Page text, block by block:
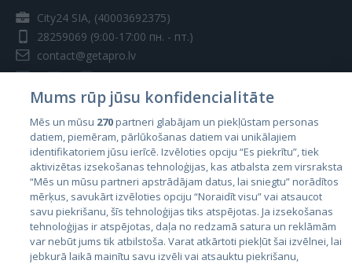
City24 SIA, (40003692375)
28259069 (9:00-17:00 пн. - пт.)
contact@getapro.lv
Страны
Эстония
Латвия
Литва
Mums rūp jūsu konfidencialitāte
Mēs un mūsu 270partneri glabājam un piekļūstam personas
datiem, piemēram, pārlūkošanas datiem vai unikālajiem
identifikatoriem jūsu ierīcē. Izvēloties opciju “Es piekrītu”, tiek
aktivizētas izsekošanas tehnoloģijas, kas atbalsta zem virsraksta
“Mēs un mūsu partneri apstrādājam datus, lai sniegtu” norādītos
mērķus, savukārt izvēloties opciju “Noraidīt visu” vai atsaucot
savu piekrišanu, šīs tehnoloģijas tiks atspējotas. Ja izsekošanas
tehnoloģijas ir atspējotas, daļa no redzamā satura un reklāmām
var nebūt jums tik atbilstoša. Varat atkārtoti piekļūt šai izvēlnei, lai
jebkurā laikā mainītu savu izvēli vai atsauktu piekrišanu,